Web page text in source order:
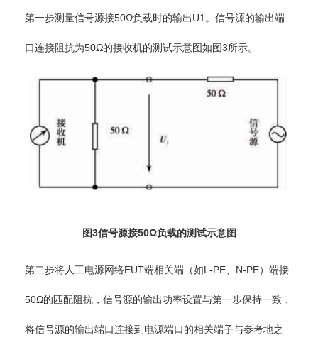
第一步测量信号源接50Ω负载时的输出U1。信号源的输出端
口连接阻抗为50Ω的接收机的测试示意图如图3所示。
图3信号源接50Ω负载的测试示意图
第二步将人工电源网络EUT端相关端（如L-PE、N-PE）端接
50Ω的匹配阻抗，信号源的输出功率设置与第一步保持一致，
将信号源的输出端口连接到电源端口的相关端子与参考地之